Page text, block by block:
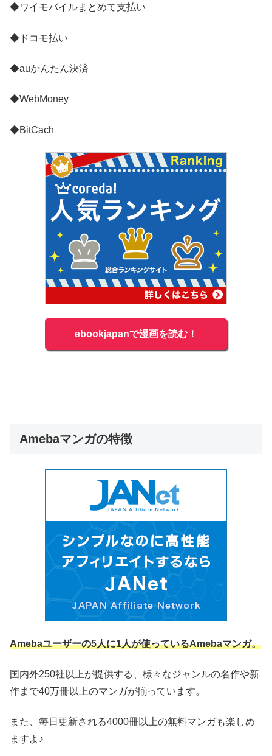
◆ワイモバイルまとめて支払い
◆ドコモ払い
◆auかんたん決済
◆WebMoney
◆BitCach
ebookjapanで漫画を読む！
Amebaマンガの特徴
Amebaユーザーの5人に1人が使っているAmebaマンガ。
国内外250社以上が提供する、様々なジャンルの名作や新
作まで40万冊以上のマンガが揃っています。
また、毎日更新される4000冊以上の無料マンガも楽しめ
ますよ♪